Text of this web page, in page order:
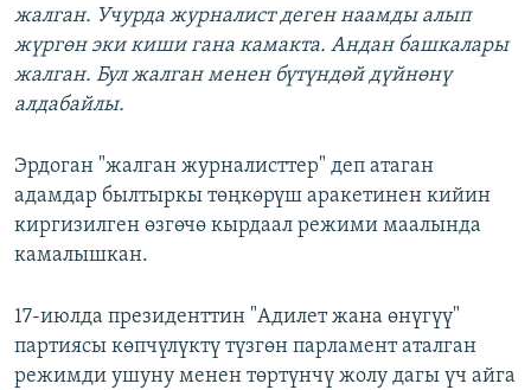
жалган. Учурда журналист деген наамды алып
жүргөн эки киши гана камакта. Андан башкалары
жалган. Бул жалган менен бүтүндөй дүйнөнү
алдабайлы.
Эрдоган "жалган журналисттер" деп атаган
адамдар былтыркы төңкөрүш аракетинен кийин
киргизилген өзгөчө кырдаал режими маалында
камалышкан.
17-июлда президенттин "Адилет жана өнүгүү"
партиясы көпчүлүктү түзгөн парламент аталган
режимди ушуну менен төртүнчү жолу дагы үч айга